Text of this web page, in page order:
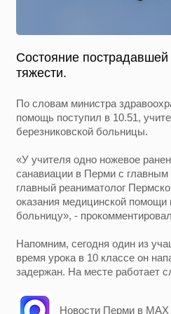
Состояние пострадавшей
тяжести.
По словам министра
помощь поступил в 10.51,
березниковской больницы.
«У учителя одно ножевое
санавиации в Перми с
главный реаниматолог
оказания медицинской
больницу», -
Напомним, сегодня один из
время урока в 10 классе он
задержан. На месте работает
Новости Перми в